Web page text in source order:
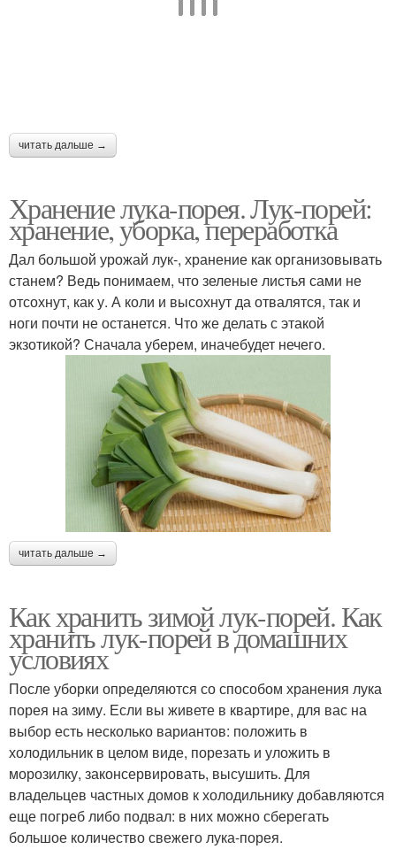
читать дальше →
Хранение лука-порея. Лук-порей:
хранение, уборка, переработка
Дал большой урожай лук-, хранение как организовывать
станем? Ведь понимаем, что зеленые листья сами не
отсохнут, как у. А коли и высохнут да отвалятся, так и
ноги почти не останется. Что же делать с этакой
экзотикой? Сначала уберем, иначебудет нечего.
читать дальше →
Как хранить зимой лук-порей. Как
хранить лук-порей в домашних
условиях
После уборки определяются со способом хранения лука
порея на зиму. Если вы живете в квартире, для вас на
выбор есть несколько вариантов: положить в
холодильник в целом виде, порезать и уложить в
морозилку, законсервировать, высушить. Для
владельцев частных домов к холодильнику добавляются
еще погреб либо подвал: в них можно сберегать
большое количество свежего лука-порея.